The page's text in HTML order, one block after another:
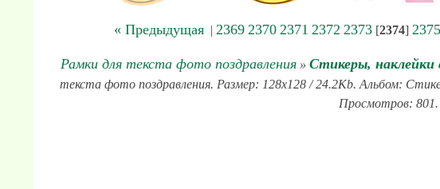
« Предыдущая| 2369 2370 2371 2372 2373[2374] 2375
Рамки для текста фото поздравления» Стикеры,
текста фото поздравления. Размер: 128x128 / 24.2Kb. Альбом:
Просмотров: 801.